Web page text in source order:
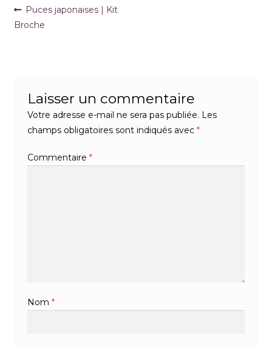
Navigation
de
Article
précédent :
Puces japonaises | Kit
Broche
Laisser un commentaire
Votre adresse e-mail ne sera pas publiée. Les
champs obligatoires sont indiqués avec*
Commentaire*
Nom*